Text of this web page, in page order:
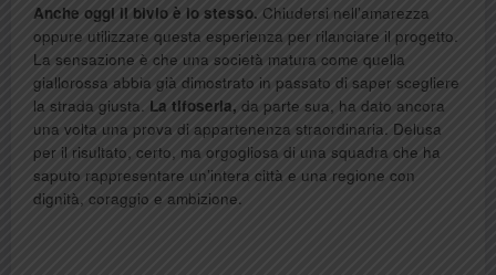
Anche oggi il bivio è lo stesso. Chiudersi nell’amarezza
oppure utilizzare questa esperienza per rilanciare il progetto.
La sensazione è che una società matura come quella
giallorossa abbia già dimostrato in passato di saper scegliere
la strada giusta. La tifoseria, da parte sua, ha dato ancora
una volta una prova di appartenenza straordinaria. Delusa
per il risultato, certo, ma orgogliosa di una squadra che ha
saputo rappresentare un’intera città e una regione con
dignità, coraggio e ambizione.